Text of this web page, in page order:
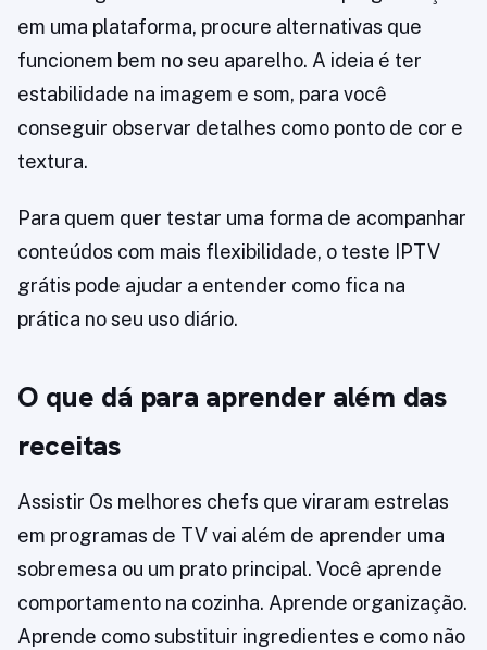
em uma plataforma, procure alternativas que
funcionem bem no seu aparelho. A ideia é ter
estabilidade na imagem e som, para você
conseguir observar detalhes como ponto de cor e
textura.
Para quem quer testar uma forma de acompanhar
conteúdos com mais flexibilidade, o teste IPTV
grátis pode ajudar a entender como fica na
prática no seu uso diário.
O que dá para aprender além das
receitas
Assistir Os melhores chefs que viraram estrelas
em programas de TV vai além de aprender uma
sobremesa ou um prato principal. Você aprende
comportamento na cozinha. Aprende organização.
Aprende como substituir ingredientes e como não